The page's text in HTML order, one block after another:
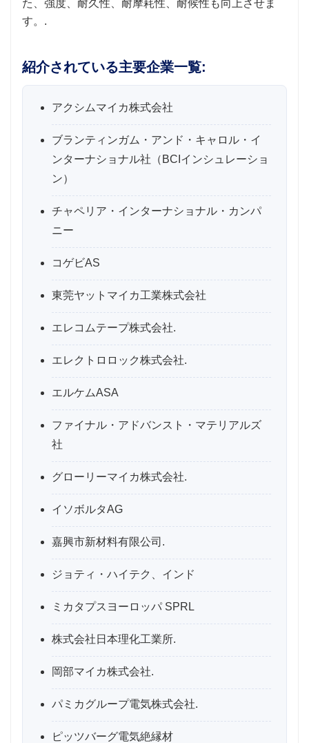
た、強度、耐久性、耐摩耗性、耐候性も向上させま
す。.
紹介されている主要企業一覧:
アクシムマイカ株式会社
ブランティンガム・アンド・キャロル・イ
ンターナショナル社（BCIインシュレーショ
ン）
チャペリア・インターナショナル・カンパ
ニー
コゲビAS
東莞ヤットマイカ工業株式会社
エレコムテープ株式会社.
エレクトロロック株式会社.
エルケムASA
ファイナル・アドバンスト・マテリアルズ
社
グローリーマイカ株式会社.
イソボルタAG
嘉興市新材料有限公司.
ジョティ・ハイテク、インド
ミカタプスヨーロッパ SPRL
株式会社日本理化工業所.
岡部マイカ株式会社.
パミカグループ電気株式会社.
ピッツバーグ電気絶縁材